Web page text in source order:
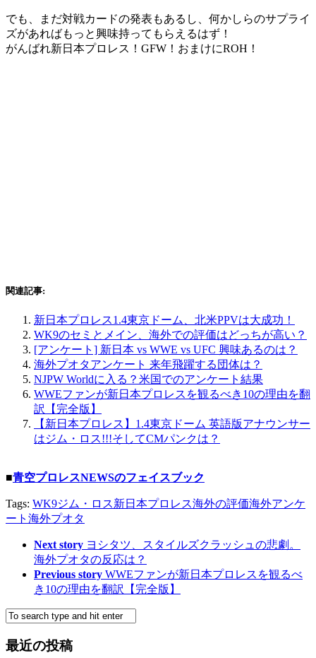
でも、まだ対戦カードの発表もあるし、何かしらのサプライ
ズがあればもっと興味持ってもらえるはず！
がんばれ新日本プロレス！GFW！おまけにROH！
関連記事:
新日本プロレス1.4東京ドーム、北米PPVは大成功！
WK9のセミとメイン、海外での評価はどっちが高い？
[アンケート] 新日本 vs WWE vs UFC 興味あるのは？
海外プオタアンケート 来年飛躍する団体は？
NJPW Worldに入る？米国でのアンケート結果
WWEファンが新日本プロレスを観るべき10の理由を翻
訳【完全版】
【新日本プロレス】1.4東京ドーム 英語版アナウンサー
はジム・ロス!!!そしてCMパンクは？
■青空プロレスNEWSのフェイスブック
Tags: WK9ジム・ロス新日本プロレス海外の評価海外アンケ
ート 海外プオタ
Next story ヨシタツ、スタイルズクラッシュの悲劇。
海外プオタの反応は？
Previous story WWEファンが新日本プロレスを観るべ
き10の理由を翻訳【完全版】
最近の投稿